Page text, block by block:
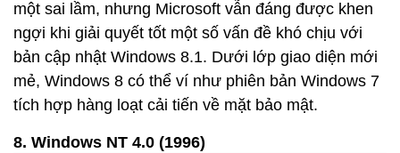
một sai lầm, nhưng Microsoft vẫn đáng được khen
ngợi khi giải quyết tốt một số vấn đề khó chịu với
bản cập nhật Windows 8.1. Dưới lớp giao diện mới
mẻ, Windows 8 có thể ví như phiên bản Windows 7
tích hợp hàng loạt cải tiến về mặt bảo mật.
8. Windows NT 4.0 (1996)